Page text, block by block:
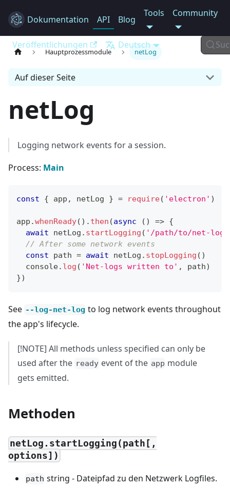
Electron
Dokumentation API Blog
Tools Community
Veröffentlichungen Deutsch
Hauptprozessmodule netLog
Auf dieser Seite
netLog
Logging network events for a session.
Process: Main
const { app , netLog } = require( 'electron' )
app .whenReady( ) . then (async ( ) => {
await netLog . startLogging ( '/path/to/net-log'
// After some network events
const path = await netLog . stopLogging ( )
console. log ( 'Net-logs written to' , path)
})
See --log-net-log to log network events throughout
the app's lifecycle.
[!NOTE] All methods unless specified can only be
used after the ready event of the app module
gets emitted.
Methoden
netLog.startLogging(path[,
options])
path string - Dateipfad zu den Netzwerk Logfiles.